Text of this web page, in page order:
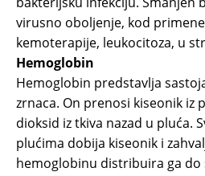
virusno oboljenje, kod
kemoterapije, leukocitoza, u
Hemoglobin
Hemoglobin predstavlja
zrnaca. On prenosi kiseonik iz
dioksid iz tkiva nazad u pluća.
plućima dobija kiseonik i
hemoglobinu distribuira ga do